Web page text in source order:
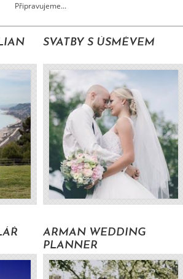
SVATBY S ÚSMĚVEM
Kč s DPH
Volat pro zjištění
ARMAN WEDDING
PLANNER